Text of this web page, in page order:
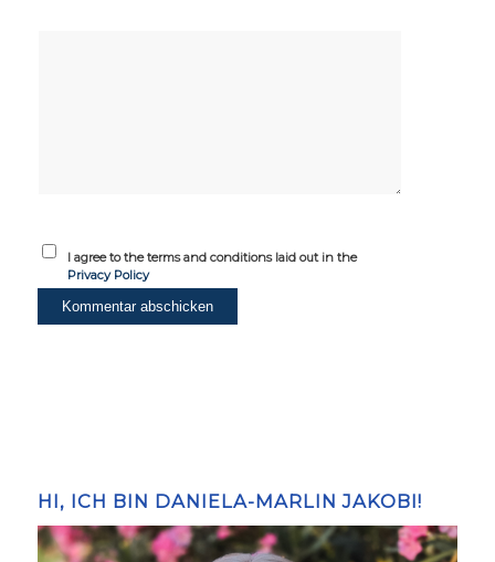
I agree to the terms and conditions laid out in the
Privacy Policy
HI, ICH BIN DANIELA-MARLIN JAKOBI!